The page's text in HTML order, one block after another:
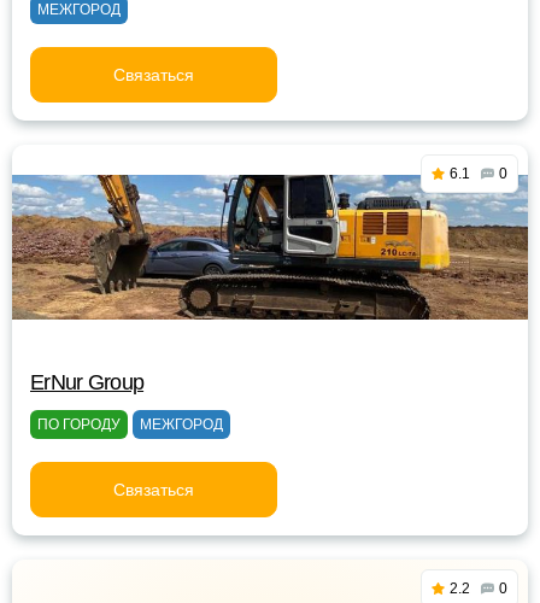
МЕЖГОРОД
Связаться
6.1 0
ErNur Group
ПО ГОРОДУ МЕЖГОРОД
Связаться
2.2 0